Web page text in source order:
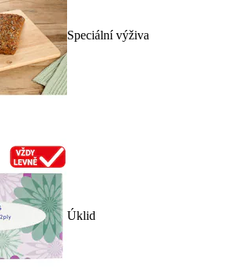
Speciální výživa
Úklid